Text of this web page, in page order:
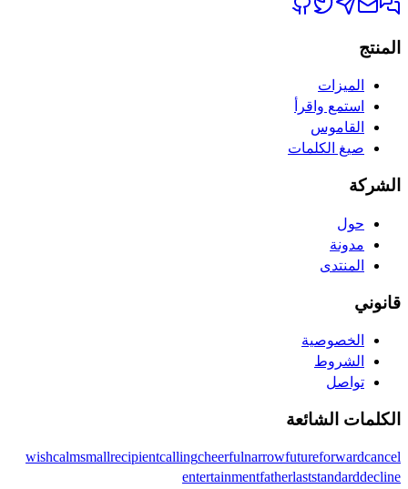
المنتج
الميزات
استمع واقرأ
القاموس
صيغ الكلمات
الشركة
حول
مدونة
المنتدى
قانوني
الخصوصية
الشروط
تواصل
الكلمات الشائعة
cancel
forward
future
narrow
cheerful
calling
recipient
small
calm
wish
decline
standard
last
father
entertainment